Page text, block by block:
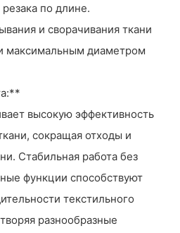
по длине.
и сворачивания ткани
максимальным диаметром
высокую эффективность
сокращая отходы и
Стабильная работа без
функции способствуют
текстильного
разнообразные